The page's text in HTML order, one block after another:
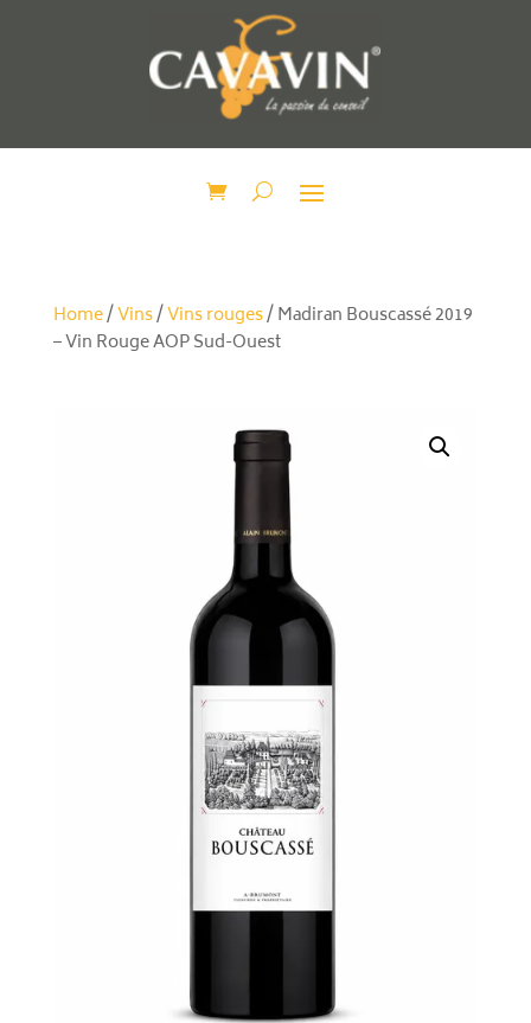
Home/Vins/Vins rouges/ Madiran Bouscassé 2019
– Vin Rouge AOP Sud-Ouest